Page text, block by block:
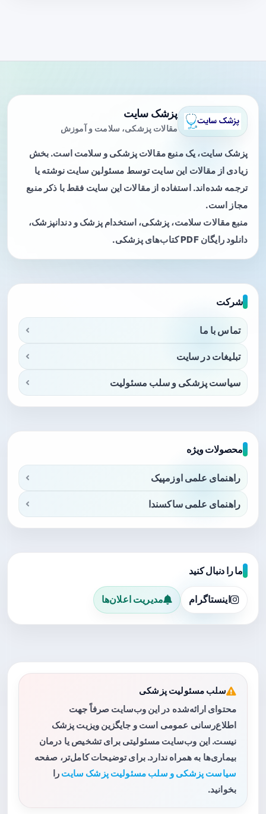
پزشک سایت
مقالات پزشکی، سلامت و آموزش
پزشک سایت، یک منبع مقالات پزشکی و سلامت است. بخش
زیادی از مقالات این سایت توسط مسئولین سایت نوشته یا
ترجمه شده‌اند. استفاده از مقالات این سایت فقط با ذکر منبع
مجاز است.
منبع مقالات سلامت، پزشکی، استخدام پزشک و دندانپزشک،
دانلود رایگان PDF کتاب‌های پزشکی.
شرکت
تماس با ما
تبلیغات در سایت
سیاست پزشکی و سلب مسئولیت
محصولات ویژه
راهنمای علمی اوزمپیک
راهنمای علمی ساکسندا
ما را دنبال کنید
اینستاگرام مدیریت اعلان‌ها
سلب مسئولیت پزشکی
محتوای ارائه‌شده در این وب‌سایت صرفاً جهت
اطلاع‌رسانی عمومی است و جایگزین ویزیت پزشک
نیست. این وب‌سایت مسئولیتی برای تشخیص یا درمان
بیماری‌ها به همراه ندارد. برای توضیحات کامل‌تر، صفحه
سیاست پزشکی و سلب مسئولیت پزشک سایت را
بخوانید.